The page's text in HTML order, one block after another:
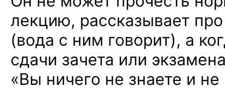
лекцию, рассказывает
(вода с ним говорит), а
сдачи зачета или
«Вы ничего не знаете и